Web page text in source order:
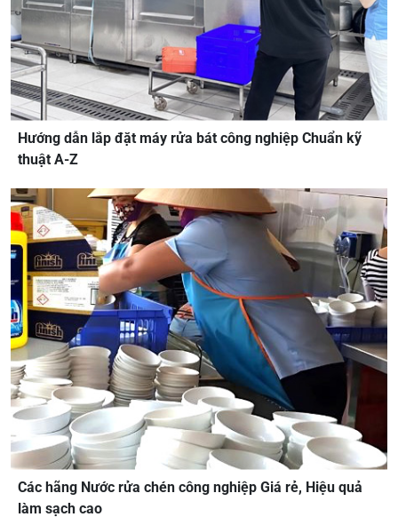
Hướng dẫn lắp đặt máy rửa bát công nghiệp Chuẩn kỹ
thuật A-Z
Các hãng Nước rửa chén công nghiệp Giá rẻ, Hiệu quả
làm sạch cao